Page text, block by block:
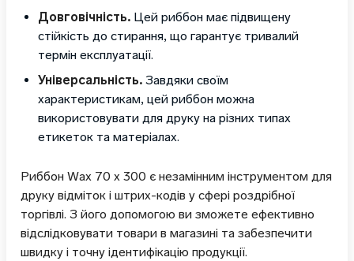
Довговічність.Цей риббон має підвищену
стійкість до стирання, що гарантує тривалий
термін експлуатації.
Універсальність.Завдяки своїм
характеристикам, цей риббон можна
використовувати для друку на різних типах
етикеток та матеріалах.
Риббон Wax 70 x 300 є незамінним інструментом для
друку відміток і штрих-кодів у сфері роздрібної
торгівлі. З його допомогою ви зможете ефективно
відслідковувати товари в магазині та забезпечити
швидку і точну ідентифікацію продукції.